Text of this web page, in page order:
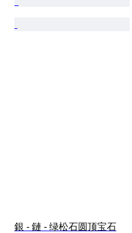
銀 - 鏈 - 绿松石圆顶宝石